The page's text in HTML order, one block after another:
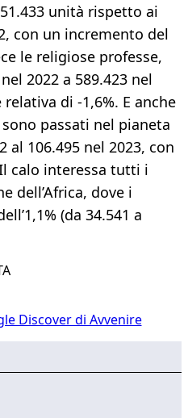
51.433 unità rispetto ai
con un incremento del
le religiose professe,
2022 a 589.423 nel
di -1,6%. E anche
passati nel pianeta
al 106.495 nel 2023, con
calo interessa tutti i
dell’Africa, dove i
(da 34.541 a
Discover di Avvenire